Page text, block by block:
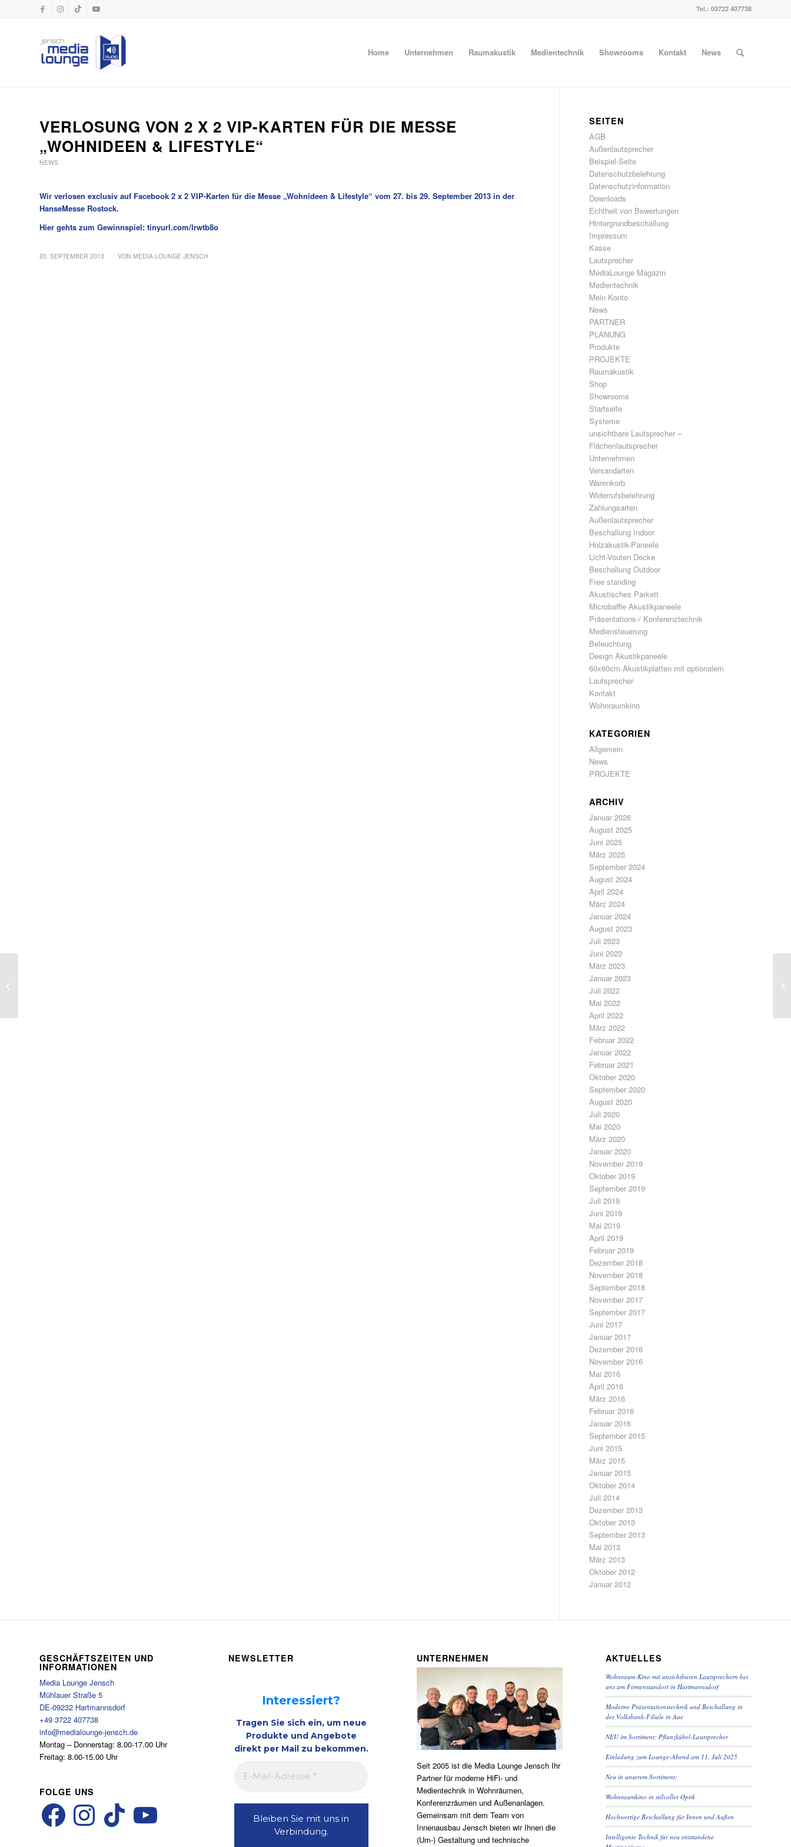
Tel.: 03722 407738
Home Unternehmen Raumakustik Medientechnik Showrooms Kontakt News
VERLOSUNG VON 2 X 2 VIP-KARTEN FÜR DIE MESSE
„WOHNIDEEN & LIFESTYLE“
NEWS
Wir verlosen exclusiv auf Facebook 2 x 2 VIP-Karten für die Messe „Wohnideen & Lifestyle“ vom 27. bis 29. September 2013 in der
HanseMesse Rostock.
Hier gehts zum Gewinnspiel: tinyurl.com/lrwtb8o
20. SEPTEMBER 2013 VON MEDIA LOUNGE JENSCH
SEITEN
AGB
Außenlautsprecher
Beispiel-Seite
Datenschutzbelehrung
Datenschutzinformation
Downloads
Echtheit von Bewertungen
Hintergrundbeschallung
Impressum
Kasse
Lautsprecher
MediaLounge Magazin
Medientechnik
Mein Konto
News
PARTNER
PLANUNG
Produkte
PROJEKTE
Raumakustik
Shop
Showrooms
Startseite
Systeme
unsichtbare Lautsprecher –
Flächenlautsprecher
Unternehmen
Versandarten
Warenkorb
Widerrufsbelehrung
Zahlungsarten
Außenlautsprecher
Beschallung Indoor
Holzakustik-Paneele
Licht-Vouten Decke
Beschallung Outdoor
Free standing
Akustisches Parkett
Microbaffle Akustikpaneele
Präsentations-/ Konferenztechnik
Mediensteuerung
Beleuchtung
Design Akustikpaneele
60x60cm Akustikplatten mit optionalem
Lautsprecher
Kontakt
Wohnraumkino
KATEGORIEN
Allgemein
News
PROJEKTE
ARCHIV
Januar 2026
August 2025
Juni 2025
März 2025
September 2024
August 2024
April 2024
März 2024
Januar 2024
August 2023
Juli 2023
Juni 2023
März 2023
Januar 2023
Juli 2022
Mai 2022
April 2022
März 2022
Februar 2022
Januar 2022
Februar 2021
Oktober 2020
September 2020
August 2020
Juli 2020
Mai 2020
März 2020
Januar 2020
November 2019
Oktober 2019
September 2019
Juli 2019
Juni 2019
Mai 2019
April 2019
Februar 2019
Dezember 2018
November 2018
September 2018
November 2017
September 2017
Juni 2017
Januar 2017
Dezember 2016
November 2016
Mai 2016
April 2016
März 2016
Februar 2016
Januar 2016
September 2015
Juni 2015
März 2015
Januar 2015
Oktober 2014
Juli 2014
Dezember 2013
Oktober 2013
September 2013
Mai 2013
März 2013
Oktober 2012
Januar 2012
GESCHÄFTSZEITEN UND
INFORMATIONEN
Media Lounge Jensch
Mühlauer Straße 5
DE-09232 Hartmannsdorf
+49 3722 407738
info@medialounge-jensch.de
Montag – Donnerstag: 8.00-17.00 Uhr
Freitag: 8.00-15.00 Uhr
FOLGE UNS
NEWSLETTER
Interessiert?
Tragen Sie sich ein, um neue
Produkte und Angebote
direkt per Mail zu bekommen.
UNTERNEHMEN
Seit 2005 ist die Media Lounge Jensch Ihr
Partner für moderne HiFi- und
Medientechnik in Wohnräumen,
Konferenzräumen und Außenanlagen.
Gemeinsam mit dem Team von
Innenausbau Jensch bieten wir Ihnen die
(Um-) Gestaltung und technische
AKTUELLES
Wohnraum-Kino mit unsichtbaren Lautsprechern bei
uns am Firmenstandort in Hartmannsdorf
Moderne Präsentationstechnik und Beschallung in
der Volksbank-Filiale in Aue
NEU im Sortiment: Pflanzkübel-Lautsprecher
Einladung zum Lounge-Abend am 11. Juli 2025
Neu in unserem Sortiment:
Wohnraumkino in stilvoller Optik
Hochwertige Beschallung für Innen und Außen
Intelligente Technik für neu entstandene